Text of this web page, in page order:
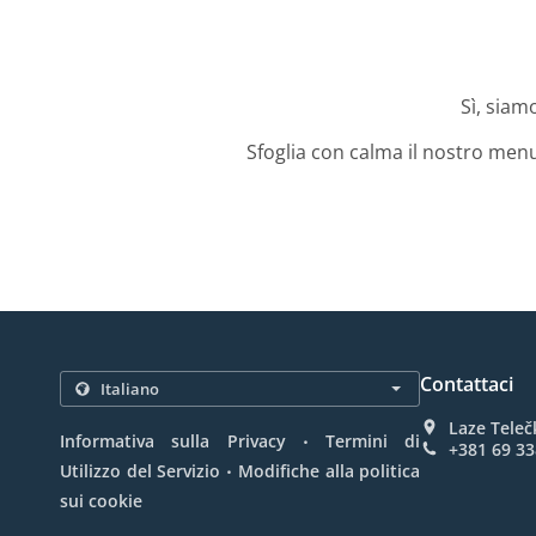
Sì,
Sfoglia con calma il nostro
Informativa sulla Privacy .
Termini di
Utilizzo del Servizio . Modifiche alla politica
sui cookie
Contattaci
Laze
+381 69